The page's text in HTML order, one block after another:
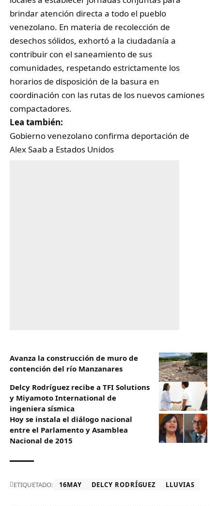
brindar atención directa a todo el pueblo
venezolano. En materia de recolección de
desechos sólidos, exhortó a la ciudadanía a
contribuir con el saneamiento de sus
comunidades, respetando estrictamente los
horarios de disposición de la basura en
coordinación con las rutas de los nuevos camiones
compactadores.
Lea también:
Gobierno venezolano confirma deportación de
Alex Saab a Estados Unidos
Avanza la construcción de muro de
contención del río Manzanares
Delcy Rodríguez recibe a TFI Solutions
y Miyamoto International de
ingeniera sísmica
Hoy se instala el diálogo nacional
entre el Parlamento y Asamblea
Nacional de 2015
ETIQUETADO: 16MAY DELCY RODRÍGUEZ LLUVIAS